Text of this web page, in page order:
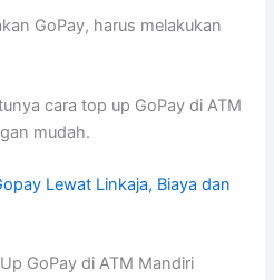
GoPay, harus melakukan
cara top up GoPay di ATM
mudah.
Lewat Linkaja, Biaya dan
GoPay di ATM Mandiri